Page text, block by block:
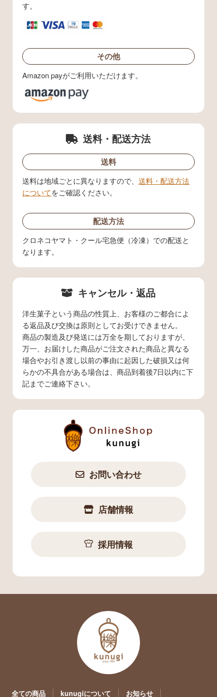
す。
その他
Amazon payがご利用いただけます。
送料・配送方法
送料
送料は地域ごとに異なりますので、送料・配送方法
についてをご確認ください。
配送方法
クロネコヤマト・クール宅急便（冷凍）での配送と
なります。
キャンセル・返品
洋生菓子という商品の性質上、お客様のご都合によ
る返品及び交換は原則としてお受けできません。
商品の製造及び発送には万全を期しておりますが、
万一、お届けした商品がご注文された商品と異なる
場合やお引き渡し以前の事由に起因した破損又は何
らかの不具合がある場合は、商品到着後7日以内に下
記までご連絡下さい。
お問い合わせ
店舗情報
採用情報
全ての商品 kunugiについて お知らせ